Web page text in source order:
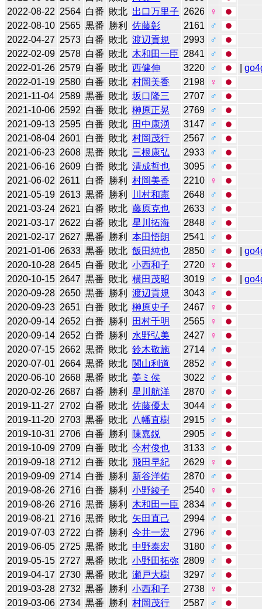
2022-08-22 2564 白番 敗北 出口万里子 2626
♀
2022-08-10 2565 黒番 勝利 佐藤彰 2161
♂
2022-04-27 2573 白番 敗北 渡辺貢規 2993
♂
2022-02-09 2578 白番 敗北 木和田一臣 2841
♂
2022-01-26 2579 白番 敗北 西健伸 3220 ♂ |
2022-01-19 2580 白番 敗北 村岡美香 2198
♀
2021-11-04 2589 黒番 敗北 坂口隆三 2707
♂
2021-10-06 2592 白番 敗北 榊原正晃 2769
♂
2021-09-13 2595 白番 敗北 田中康湧 3147
♂
2021-08-04 2601 白番 敗北 村岡茂行 2567
♂
2021-06-23 2608 黒番 敗北 三根康弘 2933
♂
2021-06-16 2609 白番 敗北 清成哲也 3095
♂
2021-06-02 2611 白番 勝利 村岡美香 2210
♀
2021-05-19 2613 黒番 勝利 川村和憲 2648
♂
2021-03-24 2621 白番 敗北 藤原克也 2633
♂
2021-03-17 2622 白番 敗北 星川拓海 2848
♂
2021-02-17 2627 黒番 勝利 本田悟朗 2541
♂
2021-01-06 2633 黒番 敗北 飯田純也 2850 ♂ |
2020-10-28 2645 白番 敗北 小西和子 2720
♀
2020-10-15 2647 黒番 敗北 横田茂昭 3019 ♂ |
2020-09-28 2650 黒番 勝利 渡辺貢規 3043
♂
2020-09-23 2651 白番 敗北 榊原史子 2467
♀
2020-09-14 2652 白番 勝利 田村千明 2565
♀
2020-09-14 2652 白番 勝利 水野弘美 2427
♀
2020-07-15 2662 黒番 敗北 鈴木敬施 2714
♂
2020-07-01 2664 黒番 敗北 関山利道 2852
♂
2020-06-10 2668 黒番 敗北 姜ミ侯 3022
♂
2020-02-26 2687 白番 勝利 星川航洋 2870
♂
2019-11-27
2702 白番 敗北 佐藤優太 3044
♂
2019-11-20 2703 黒番 敗北 八幡直樹 2915
♂
2019-10-31 2706 白番 勝利 陳嘉鋭 2905
♂
2019-10-09 2709 白番 敗北 今村俊也 3133
♂
2019-09-18 2712 白番 敗北 飛田早紀 2629
♀
2019-09-09 2714 白番 勝利 新谷洋佑 2870
♂
2019-08-26 2716 白番 勝利 小野綾子 2540
♀
2019-08-26 2716 黒番 勝利 木和田一臣 2834
♂
2019-08-21 2716 黒番 敗北 矢田直己 2994
♂
2019-07-03 2722 白番 勝利 今井一宏 2796
♂
2019-06-05 2725 黒番 敗北 中野泰宏 3180
♂
2019-05-15 2727 黒番 敗北 小野田拓弥 2809
♂
2019-04-17 2730 黒番 敗北 瀬戸大樹 3297
♂
2019-03-28 2732 黒番 勝利 小西和子 2738
♀
2019-03-06 2734 黒番 勝利 村岡茂行 2587 ♂